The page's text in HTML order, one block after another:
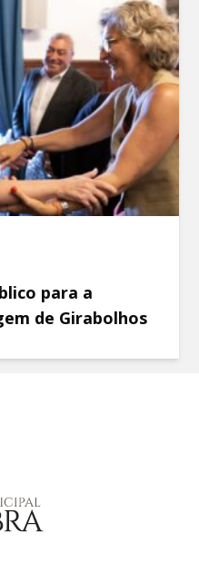
para a
de Girabolhos